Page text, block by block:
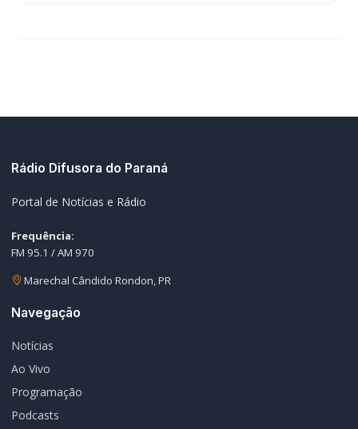
Rádio Difusora do Paraná
Portal de Notícias e Rádio
Frequência:
FM 95.1 / AM 970
Marechal Cândido Rondon, PR
Navegação
Notícias
Ao Vivo
Programação
Podcasts